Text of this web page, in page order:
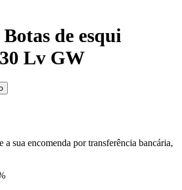
Botas de esqui
Lv GW
a sua encomenda por transferência bancária,